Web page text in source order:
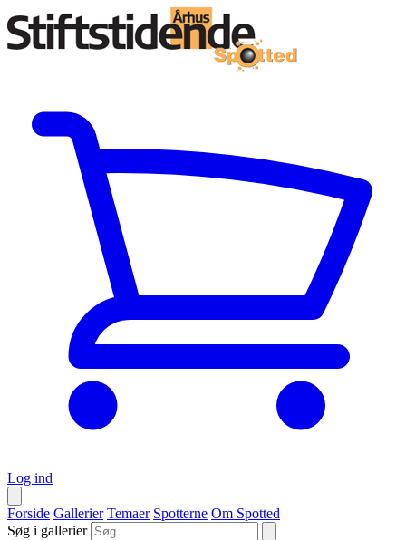
Log ind
Forside Gallerier Temaer Spotterne Om Spotted
Søg i gallerier